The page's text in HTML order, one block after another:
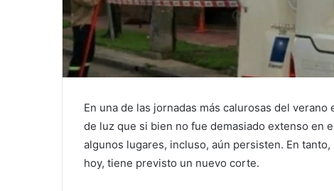
En una de las jornadas más calurosas del
de luz que si bien no fue demasiado extenso en
algunos lugares, incluso, aún persisten. En
hoy, tiene previsto un nuevo corte.